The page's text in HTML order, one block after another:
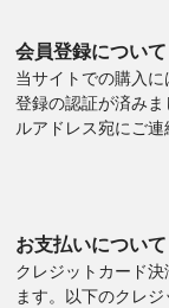
会員登録について
当サイトでの購入に
登録の認証が済み
ルアドレス宛にご連
お支払いについて
クレジットカード
ます。以下のクレ